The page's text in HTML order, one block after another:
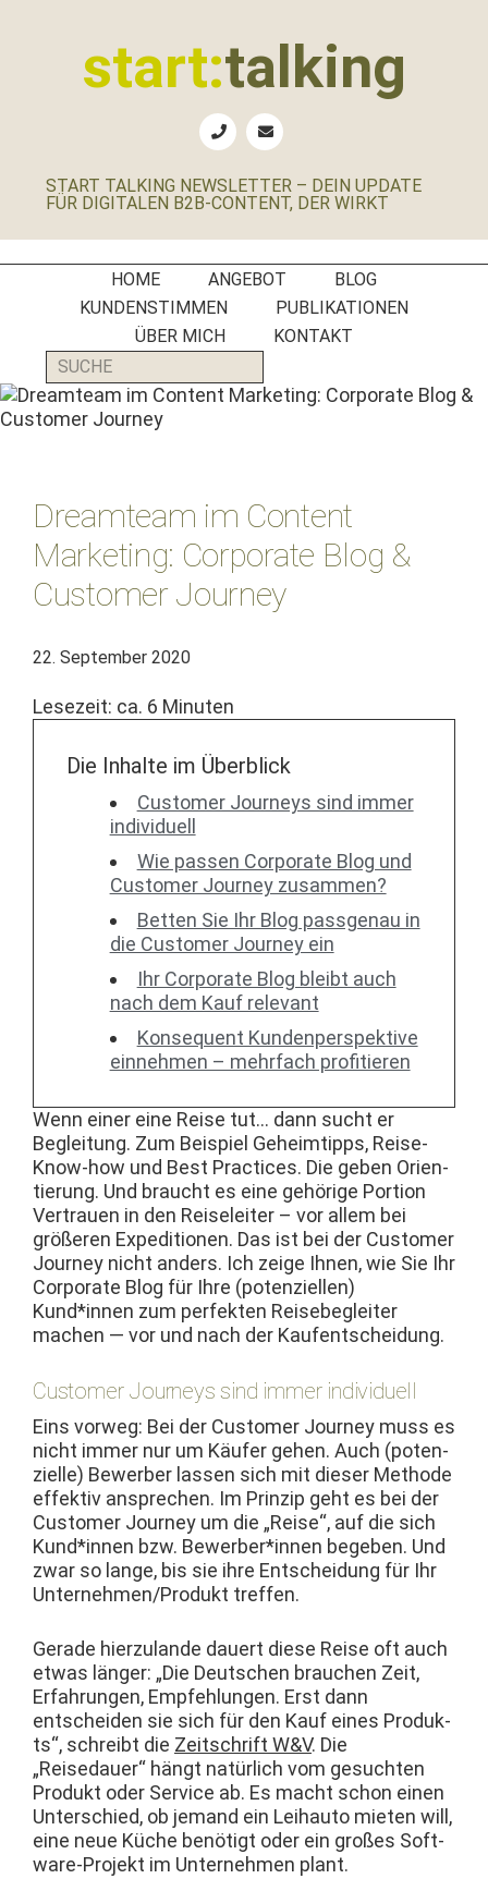
start:talking
B2B-
Social
Media
Manager
PR-
Agenturen
START TALKING NEWSLETTER – DEIN UPDATE
FÜR DIGITALEN B2B-CONTENT, DER WIRKT
HOME ANGEBOT
BLOG
KUNDENSTIMMEN
PUBLIKATIONEN
ÜBER MICH
KONTAKT
SUCHE
Dreamteam im Content
Marketing: Corporate Blog &
Customer Journey
22. September 2020
Lesezeit: ca. 6 Minuten
Die Inhalte im Überblick
Cus­tomer Jour­neys sind immer
individuell
Wie passen Cor­po­rate Blog und
Cus­tomer Jour­ney zusammen?
Bet­ten Sie Ihr Blog pass­ge­nau in
die Cus­tomer Jour­ney ein
Ihr Cor­po­rate Blog bleibt auch
nach dem Kauf relevant
Kon­se­quent Kun­den­per­spek­tive
ein­nehmen – mehrfach profitieren
Wenn ein­er eine Reise tut… dann sucht er
Begleitung. Zum Beispiel Geheimtipps, Reise-
Know-how und Best Prac­tices. Die geben Ori­en­
tierung. Und braucht es eine gehörige Por­tion
Ver­trauen in den Reise­leit­er – vor allem bei
größeren Expe­di­tio­nen. Das ist bei der Cus­tomer
Jour­ney nicht anders. Ich zeige Ihnen, wie Sie Ihr
Cor­po­rate Blog für Ihre (poten­ziellen)
Kund*innen zum per­fek­ten Reise­be­gleit­er
machen — vor und nach der Kaufentscheidung.
Customer Journeys sind immer individuell
Eins vor­weg: Bei der Cus­tomer Jour­ney muss es
nicht immer nur um Käufer gehen. Auch (poten­
zielle) Bewer­ber lassen sich mit dieser Meth­ode
effek­tiv ansprechen. Im Prinzip geht es bei der
Cus­tomer Jour­ney um die „Reise“, auf die sich
Kund*innen bzw. Bewerber*innen begeben. Und
zwar so lange, bis sie ihre Entschei­dung für Ihr
Unternehmen/Produkt treffen.
Ger­ade hierzu­lande dauert diese Reise oft auch
etwas länger: „Die Deutschen brauchen Zeit,
Erfahrun­gen, Empfehlun­gen. Erst dann
entschei­den sie sich für den Kauf eines Pro­duk­
ts“, schreibt die Zeitschrift W&V. Die
„Reisedauer“ hängt natür­lich vom gesucht­en
Pro­dukt oder Ser­vice ab. Es macht schon einen
Unter­schied, ob jemand ein Lei­hau­to mieten will,
eine neue Küche benötigt oder ein großes Soft­
ware-Pro­jekt im Unternehmen plant.